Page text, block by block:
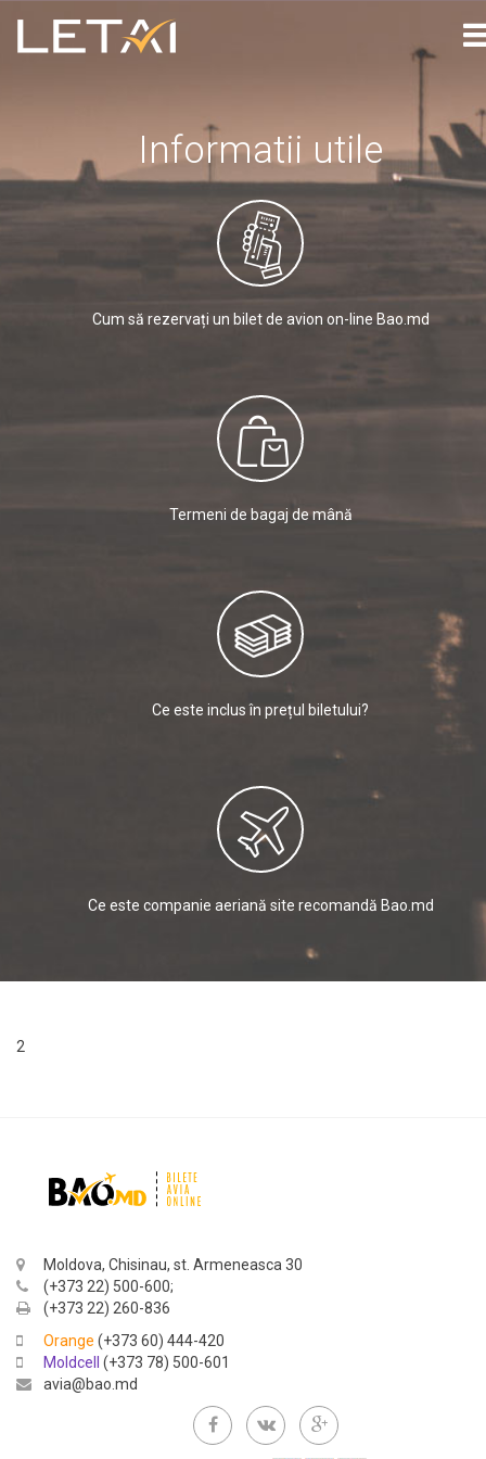
Informatii utile
Cum să rezervați un bilet de avion on-line Bao.md
Termeni de bagaj de mână
Ce este inclus în prețul biletului?
Ce este companie aeriană site recomandă Bao.md
2
Moldova, Chisinau, st. Armeneasca 30
(+373 22) 500-600;
(+373 22) 260-836
Orange (+373 60) 444-420
Moldcell
(+373 78) 500-601
avia@bao.md